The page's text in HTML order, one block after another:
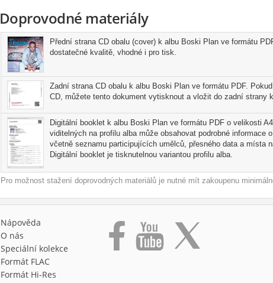
Doprovodné materiály
Přední strana CD obalu (cover) k albu Boski Plan ve formátu
dostatečné kvalitě, vhodné i pro tisk.
Zadní strana CD obalu k albu Boski Plan ve formátu PDF.
CD, můžete tento dokument vytisknout a vložit do zadní strany
Digitální booklet k albu Boski Plan ve formátu PDF o velikosti
viditelných na profilu alba může obsahovat podrobné informace
včetně seznamu participujících umělců, přesného data a místa
Digitální booklet je tisknutelnou variantou profilu alba.
Pro možnost stažení doprovodných materiálů je nutné mít zakoupenu
Nápověda
O nás
Speciální kolekce
Formát FLAC
Formát Hi‑Res